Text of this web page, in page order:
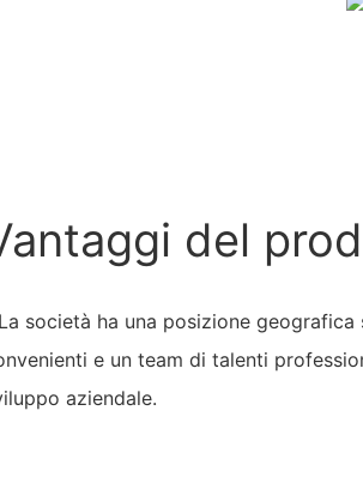
del
società ha una posizione
e un team di talenti
aziendale.